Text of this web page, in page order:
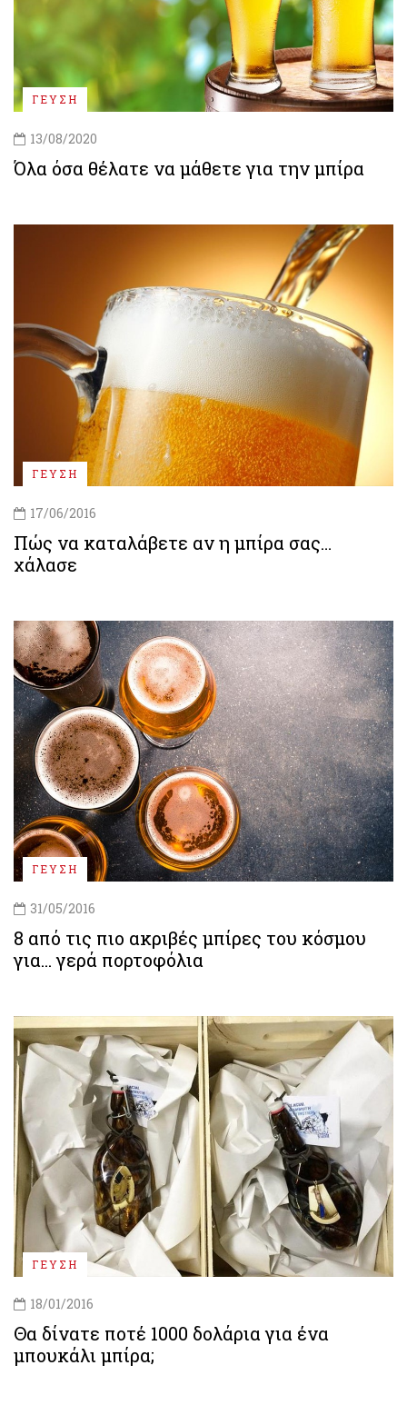
ΓΕΥΣΗ
13/08/2020
Όλα όσα θέλατε να μάθετε για την μπίρα
ΓΕΥΣΗ
17/06/2016
Πώς να καταλάβετε αν η μπίρα σας…
χάλασε
ΓΕΥΣΗ
31/05/2016
8 από τις πιο ακριβές μπίρες του κόσμου
για... γερά πορτοφόλια
ΓΕΥΣΗ
18/01/2016
Θα δίνατε ποτέ 1000 δολάρια για ένα
μπουκάλι μπίρα;